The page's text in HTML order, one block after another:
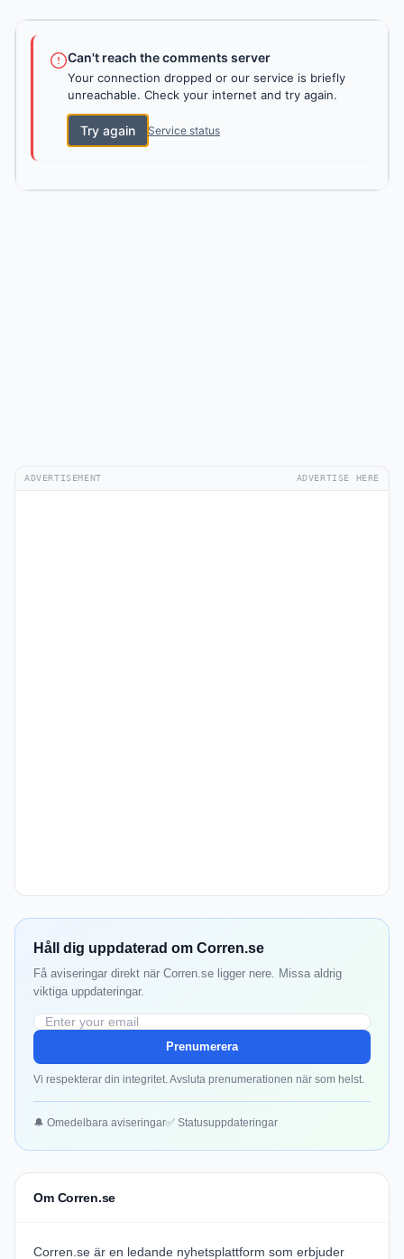
Can't reach the comments server
Your connection dropped or our service is briefly
unreachable. Check your internet and try again.
Try again Service status
ADVERTISEMENT ADVERTISE HERE
Håll dig uppdaterad om Corren.se
Få aviseringar direkt när Corren.se ligger nere. Missa aldrig
viktiga uppdateringar.
Prenumerera
Vi respekterar din integritet. Avsluta prenumerationen när som helst.
🔔 Omedelbara aviseringar✅ Statusuppdateringar
Om Corren.se
Corren.se är en ledande nyhetsplattform som erbjuder